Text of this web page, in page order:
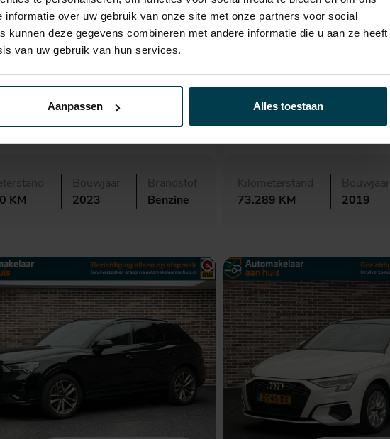
over uw gebruik van onze site met onze partners voor social
kunnen deze gegevens combineren met andere informatie die u aan ze heeft
van uw gebruik van hun services.
Aanpassen Alles toestaan
S Edition
KM
Bouwjaar
2023
Brandstof
Benzine
BMW X2
sDrive20i
Kilometerstand
73.289 KM
Bouwjaar
2019